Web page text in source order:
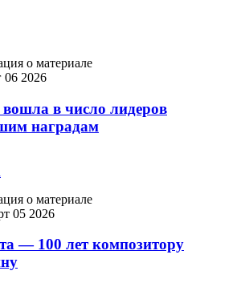
о материале
06 2026
вошла в число лидеров
наградам
о материале
05 2026
— 100 лет композитору